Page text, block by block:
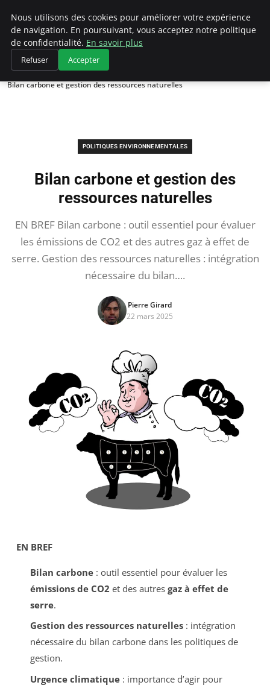
Climategatecountryclub.com
Accueil
Politiques environnementales
Bilan carbone et gestion des ressources naturelles
POLITIQUES ENVIRONNEMENTALES
Bilan carbone et gestion des
ressources naturelles
EN BREF Bilan carbone : outil essentiel pour évaluer
les émissions de CO2 et des autres gaz à effet de
serre. Gestion des ressources naturelles : intégration
nécessaire du bilan….
Pierre Girard
22 mars 2025
EN BREF
Bilan carbone: outil essentiel pour évaluer les
émissions de CO2 et des autres gaz à effet de
serre.
Gestion des ressources naturelles: intégration
nécessaire du bilan carbone dans les politiques de
gestion.
Urgence climatique: importance d’agir pour
Nous utilisons des cookies pour améliorer votre expérience
de navigation. En poursuivant, vous acceptez notre politique
de confidentialité. En savoir plus
Refuser Accepter